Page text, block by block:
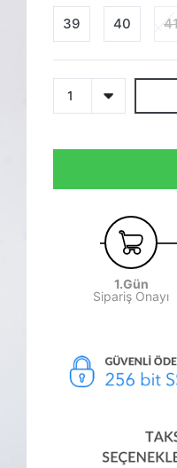
39 40
1.Gün
Sipariş Onayı